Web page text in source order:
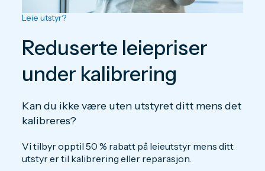
Leie utstyr?
Reduserte leiepriser
under kalibrering
Kan du ikke være uten utstyret ditt mens det
kalibreres?
Vi tilbyr opptil 50 % rabatt på leieutstyr mens ditt
utstyr er til kalibrering eller reparasjon.